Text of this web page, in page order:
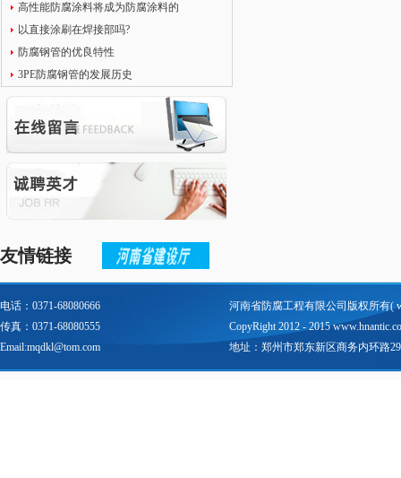
高性能防腐涂料将成为防腐涂料的
以直接涂刷在焊接部吗?
防腐钢管的优良特性
3PE防腐钢管的发展历史
友情链接
电话：0371-68080666
传真：0371-68080555
Email:mqdkl@tom.com
河南省防腐工程有限公司版权所有(
CopyRight 2012 - 2015
地址：郑州市郑东新区商务内环